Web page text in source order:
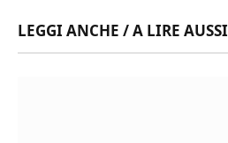
LEGGI ANCHE / A LIRE AUSSI